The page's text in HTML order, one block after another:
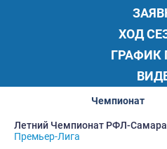
ХОД
ГРАФИК
Чемпионат
Летний Чемпионат РФЛ-
Премьер-Лига